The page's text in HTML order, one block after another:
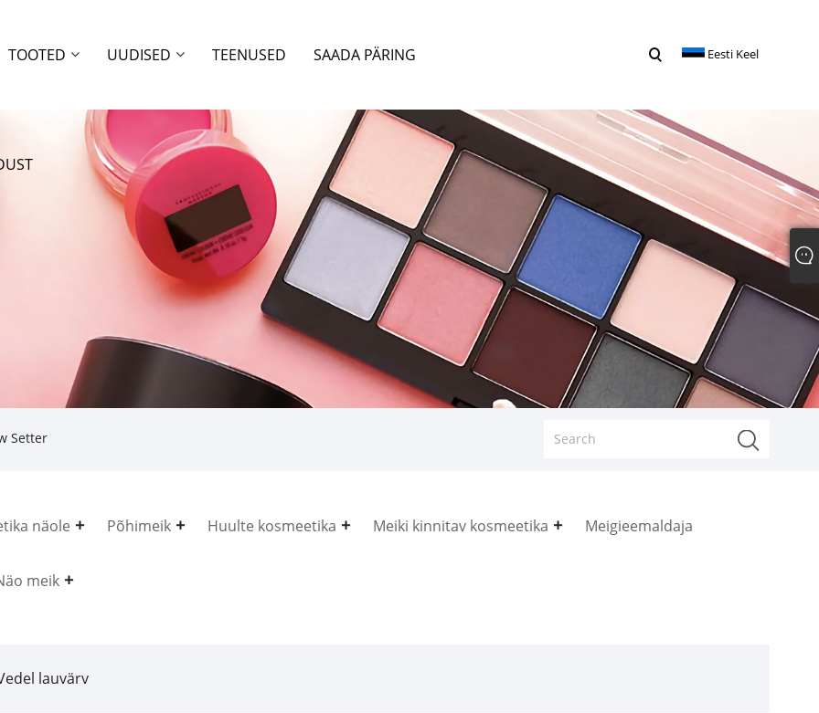
TOOTED UUDISED TEENUSED SAADA PÄRING Eesti Keel
Setter
näole Põhimeik Huulte kosmeetika Meiki kinnitav kosmeetika Meigieemaldaja
meik
lauvärv